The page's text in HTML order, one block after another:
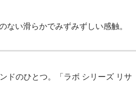
い滑らかでみずみずしい感触。
ドのひとつ。「ラボ シリーズ リサ